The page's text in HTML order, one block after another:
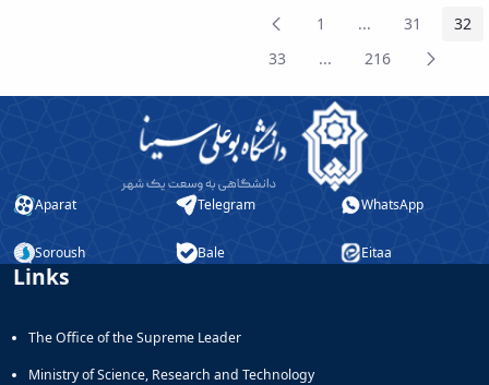
Previous
Page Page
1 ...Intermediate
Page
31
32
Page
33 ...Intermediate Pages
Page
216 Next
Page
Aparat Telegram WhatsApp
Soroush Bale Eitaa
Links
The Office of the Supreme Leader
Ministry of Science, Research and Technology